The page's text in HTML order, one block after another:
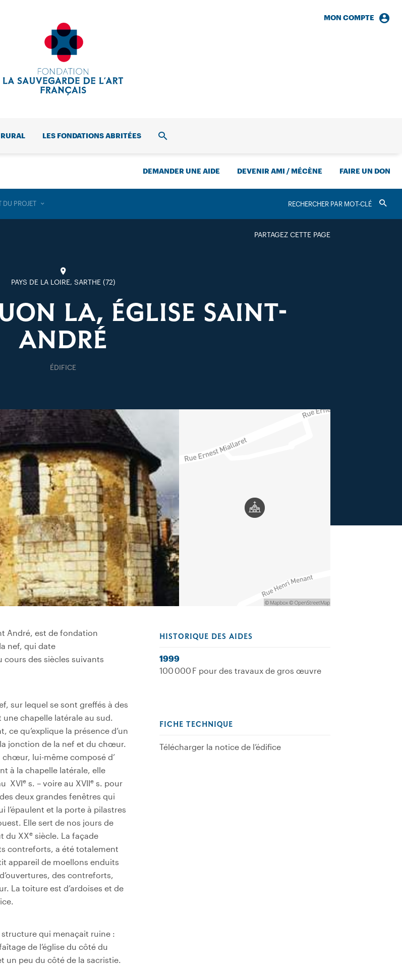
MON COMPTE
LES FONDATIONS ABRITÉES RECHERCHE
DEMANDER UNE AIDE DEVENIR AMI / MÉCÈNE FAIRE UN DON
Valider
DU PROJET
PARTAGEZ CETTE PAGE
PAYS DE LA LOIRE, SARTHE (72)
LA, ÉGLISE SAINT-
ANDRÉ
ÉDIFICE
André, est de fondation
nef, qui date
cours des siècles suivants
sur lequel se sont greffés à des
chapelle latérale au sud.
ce qu’explique la présence d’un
jonction de la nef et du chœur.
chœur, lui-même composé d’
à la chapelle latérale, elle
XVIe s. – voire au XVIIe s. pour
deux grandes fenêtres qui
l’épaulent et la porte à pilastres
Elle sert de nos jours de
du XXe siècle. La façade
contreforts, a été totalement
appareil de moellons enduits
des contreforts,
La toiture est d’ardoises et de
qui menaçait ruine :
de l’église du côté du
peu du côté de la sacristie.
HISTORIQUE DES AIDES
1999
100 000 F pour des travaux de gros œuvre
FICHE TECHNIQUE
Télécharger la notice de l’édifice